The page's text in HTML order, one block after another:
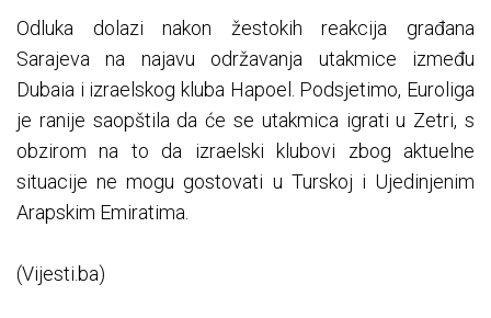
Odluka dolazi nakon žestokih reakcija građana
Sarajeva na najavu održavanja utakmice između
Dubaia i izraelskog kluba Hapoel. Podsjetimo, Euroliga
je ranije saopštila da će se utakmica igrati u Zetri, s
obzirom na to da izraelski klubovi zbog aktuelne
situacije ne mogu gostovati u Turskoj i Ujedinjenim
Arapskim Emiratima.
(Vijesti.ba)